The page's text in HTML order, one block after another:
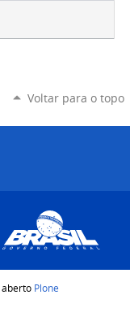
Voltar para o topo
aberto Plone